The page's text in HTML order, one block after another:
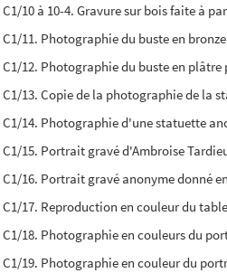
C1/10 à 10-4. Gravure sur bois faite à
C1/11. Photographie du buste en
C1/12. Photographie du buste en
C1/13. Copie de la photographie de la
C1/14. Photographie d'une statuette
C1/15. Portrait gravé d'Ambroise
C1/16. Portrait gravé anonyme donné
C1/17. Reproduction en couleur du
C1/18. Photographie en couleurs du
C1/19. Photographie en couleur du